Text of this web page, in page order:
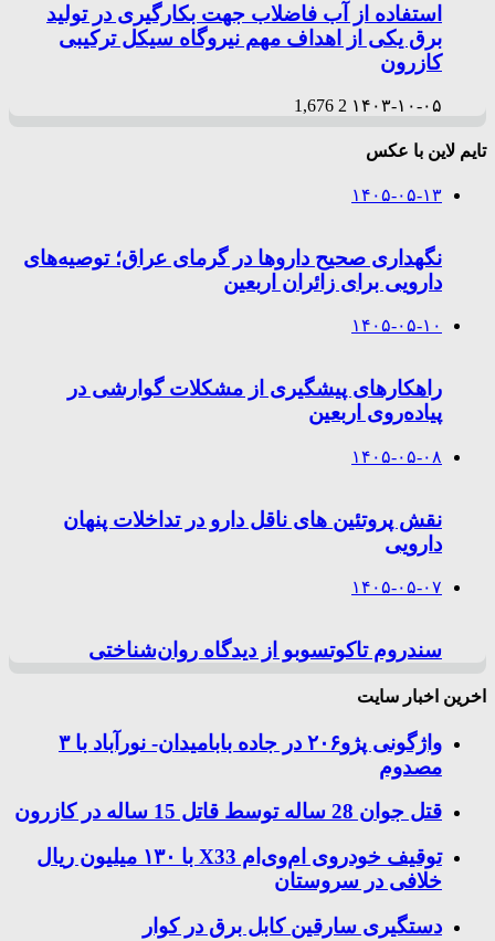
استفاده از آب فاضلاب جهت بکارگیری در تولید
برق یکی از اهداف مهم نیروگاه سیکل ترکیبی
کازرون
۱۴۰۳-۱۰-۰۵ 2
1,676
تایم لاین با عکس
۱۴۰۵-۰۵-۱۳
نگهداری صحیح داروها در گرمای عراق؛ توصیه‌های
دارویی برای زائران اربعین
۱۴۰۵-۰۵-۱۰
راهکارهای پیشگیری از مشکلات گوارشی در
پیاده‌روی اربعین
۱۴۰۵-۰۵-۰۸
نقش پروتئین های ناقل دارو در تداخلات پنهان
دارویی
۱۴۰۵-۰۵-۰۷
سندروم تاکوتسوبو از دیدگاه روان‌شناختی
اخرین اخبار سایت
واژگونی پژو۲۰۶ در جاده بابامیدان- نورآباد با ۳
مصدوم
قتل جوان 28 ساله توسط قاتل 15 ساله در کازرون
توقیف خودروی ام‌وی‌ام X33 با ۱۳۰ میلیون ریال
خلافی در سروستان
دستگیری سارقین کابل برق در کوار